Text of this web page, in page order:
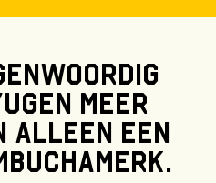
meer
alleen
een